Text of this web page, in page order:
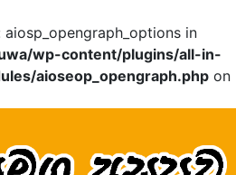
in
wp-content/plugins/all-in-
aioseop_opengraph.php on